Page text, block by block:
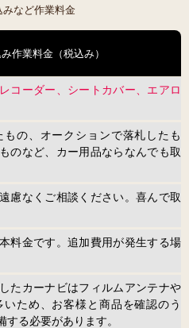
みなど作業料金
作業料金（税込み）
コーダー、シートカバー、エアロ
の、オークションで落札したも
のなど、カー用品ならなんでも取
なくご相談ください。喜んで取
金です。追加費用が発生する場
カーナビはフィルムアンテナや
ため、お客様と商品を確認のう
る必要があります。